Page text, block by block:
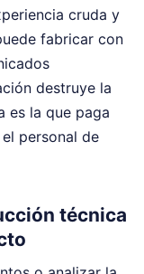
cruda y
fabricar con
destruye la
es la que paga
personal de
técnica